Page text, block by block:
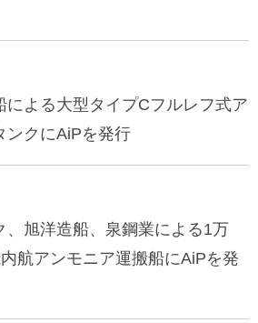
による大型タイプCフルレフ式ア
ンクにAiPを発行
、旭洋造船、泉鋼業による1万
航アンモニア運搬船にAiPを発